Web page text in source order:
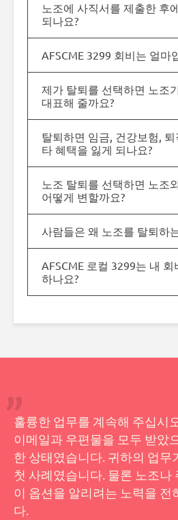
노조에 사직서를 제출한 후
되나요?
AFSCME 3299 회비는 얼마
제가 탈퇴를 선택하면 노조
대표해 줄까요?
탈퇴하면 임금, 건강보험,
타 혜택을 잃게 되나요?
노조 탈퇴를 선택하면 노조
어떻게 변할까요?
사람들은 왜 노조를 탈퇴하
AFSCME 로컬 3299는 내 회
하나요?
훌륭한 업무를 계속해 주십시
이메일과 우편물을 모두 받았
한 상태였습니다. 귀하의 업무
첫 사례였습니다. 물론 노조나
이 옵션을 알리려는 노력을 전
다.